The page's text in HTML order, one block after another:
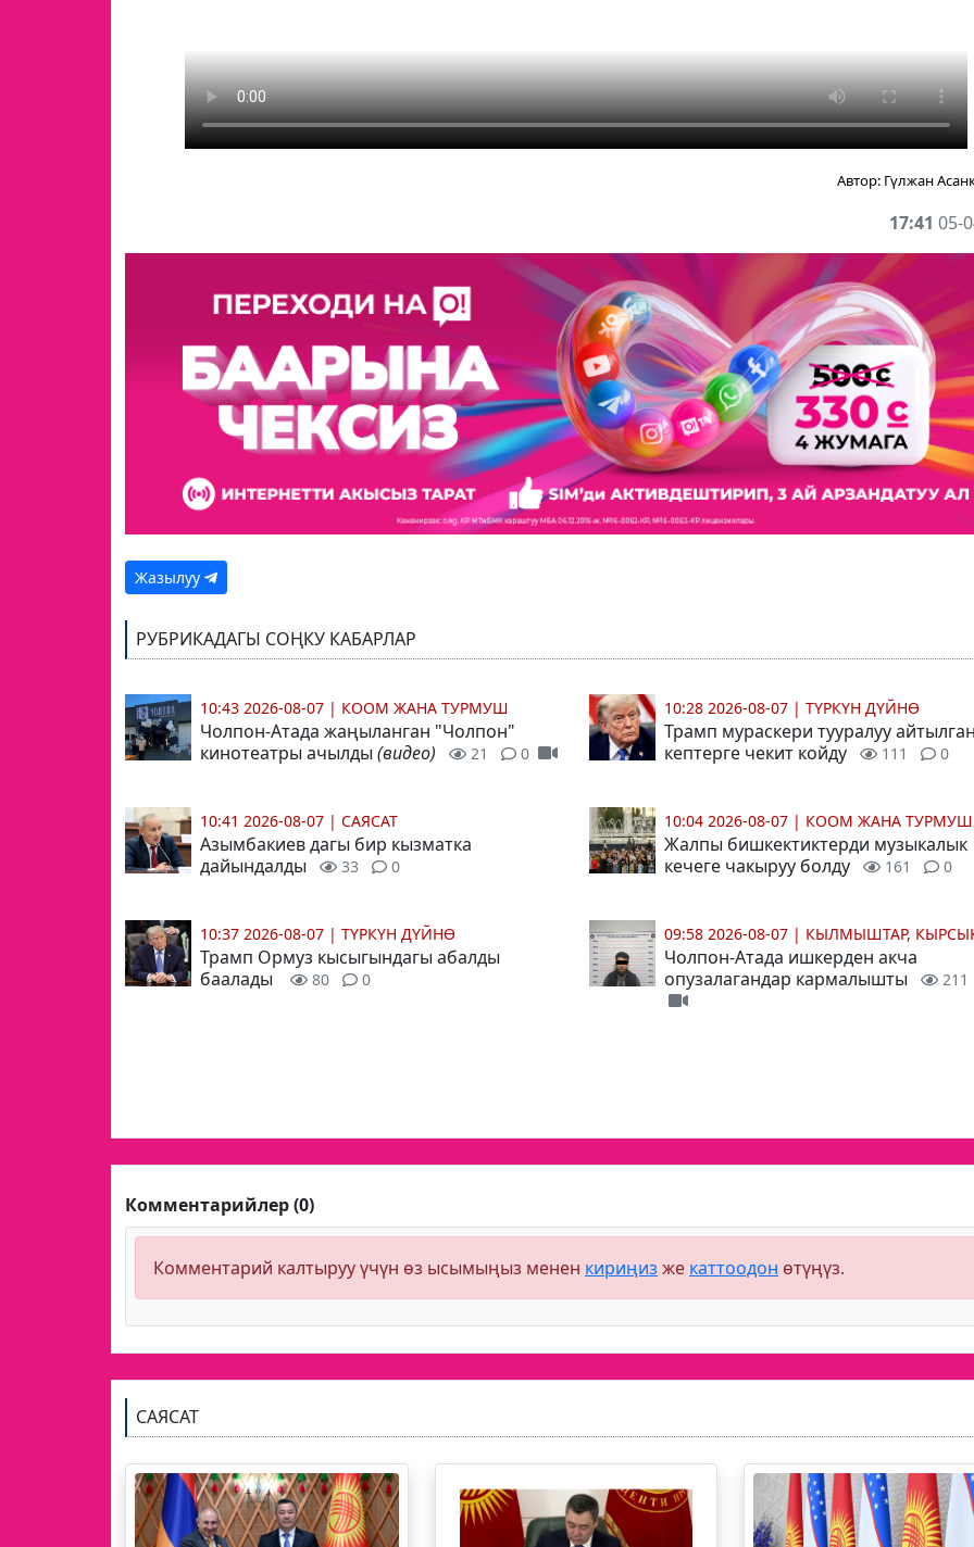
Автор: Гүлжан
17:41 05-
Жазылуу
РУБРИКАДАГЫ СОҢКУ КАБАРЛАР
10:43 2026-08-07 | КООМ ЖАНА ТУРМУШ
Чолпон-Атада жаңыланган "Чолпон"
кинотеатры ачылды(видео) 21 0
10:41 2026-08-07 | САЯСАТ
Азымбакиев дагы бир кызматка
дайындалды
33 0
10:37 2026-08-07 | ТҮРКҮН ДҮЙНӨ
Трамп Ормуз кысыгындагы абалды
баалады
80 0
10:28 2026-08-07 | ТҮРКҮН ДҮЙНӨ
Трамп мураскери тууралуу
кептерге чекит койду
111 0
10:04 2026-08-07 | КООМ ЖАНА ТУРМУШ
Жалпы бишкектиктерди музыкалык
кечеге чакыруу болду
161 0
09:58 2026-08-07 | КЫЛМЫШТАР,
Чолпон-Атада ишкерден акча
опузалагандар кармалышты
211
Комментарийлер (0)
Комментарий калтыруу үчүн өз ысымыңыз менен кириңиз же каттоодон өтүңүз.
САЯСАТ